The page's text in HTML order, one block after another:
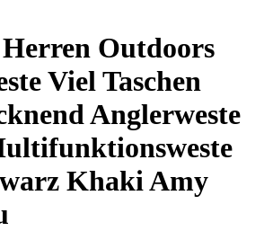
Outdoors
Viel Taschen
Anglerweste
Khaki Amy